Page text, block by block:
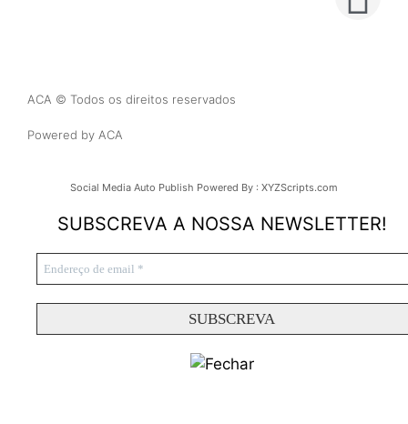
ACA © Todos os direitos reservados
Powered by ACA
Social Media Auto Publish Powered By : XYZScripts.com
SUBSCREVA A NOSSA NEWSLETTER!